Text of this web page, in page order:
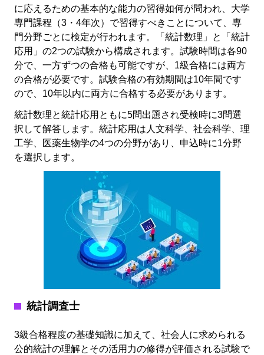
に応えるための基本的な能力の習得如何が問われ、大学
専門課程（3・4年次）で習得すべきことについて、専
門分野ごとに検定が行われます。「統計数理」と「統計
応用」の2つの試験から構成されます。試験時間は各90
分で、一方ずつの合格も可能ですが、1級合格には両方
の合格が必要です。試験合格の有効期間は10年間です
ので、10年以内に両方に合格する必要があります。
統計数理と統計応用ともに5問出題され受検時に3問選
択して解答します。統計応用は人文科学、社会科学、理
工学、医薬生物学の4つの分野があり、申込時に1分野
を選択します。
統計調査士
3級合格程度の基礎知識に加えて、社会人に求められる
公的統計の理解とその活用力の修得が評価される試験で